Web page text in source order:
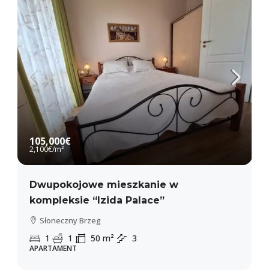
105,000€
2,100€/m²
Dwupokojowe mieszkanie w
kompleksie “Izida Palace”
Słoneczny Brzeg
1 1 50 m² 3
APARTAMENT